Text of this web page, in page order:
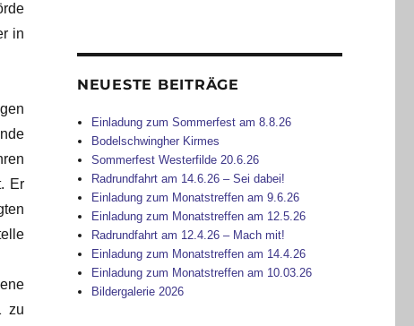
in
Er
zu
NEUESTE BEITRÄGE
Einladung zum Sommerfest am 8.8.26
Bodelschwingher Kirmes
Sommerfest Westerfilde 20.6.26
Radrundfahrt am 14.6.26 – Sei dabei!
Einladung zum Monatstreffen am 9.6.26
Einladung zum Monatstreffen am 12.5.26
Radrundfahrt am 12.4.26 – Mach mit!
Einladung zum Monatstreffen am 14.4.26
Einladung zum Monatstreffen am 10.03.26
Bildergalerie 2026